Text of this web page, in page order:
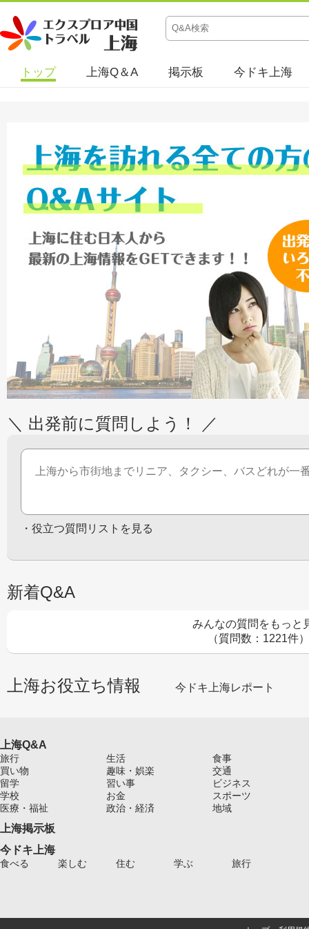
トップ 上海Q＆A 掲示板 今ドキ上海
＼ 出発前に質問しよう！ ／
・ 役立つ質問リストを見る
新着Q&A
みんなの質問をもっと
（質問数：1221件）
上海お役立ち情報 今ドキ上海レポート
上海Q&A
旅行 生活
食事
買い物
趣味・娯楽
交通
留学
習い事
ビジネス
学校
お金
スポーツ
医療・福祉
政治・経済 地域
上海掲示板
今ドキ上海
食べる 楽しむ 住む 学ぶ 旅行